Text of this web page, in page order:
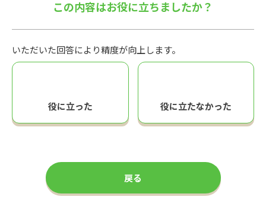
この内容はお役に立ちましたか？
いただいた回答により精度が向上します。
役に立った 役に立たなかった
戻る